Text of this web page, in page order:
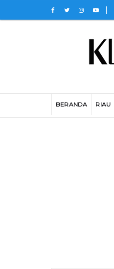
BERANDA RIAU